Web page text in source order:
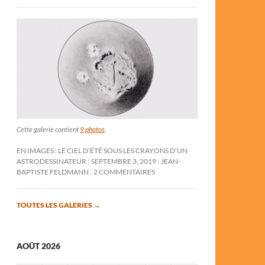
Cette galerie contient 9 photos
EN IMAGES : LE CIEL D’ÉTÉ SOUS LES CRAYONS D’UN
ASTRODESSINATEUR SEPTEMBRE 3, 2019
JEAN-
BAPTISTE FELDMANN
2 COMMENTAIRES
TOUTES LES GALERIES →
AOÛT 2026